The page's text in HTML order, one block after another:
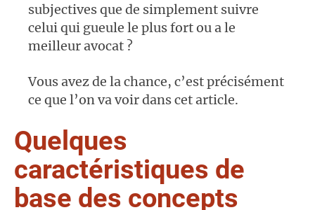
subjectives que de simplement suivre
celui qui gueule le plus fort ou a le
meilleur avocat ?
Vous avez de la chance, c’est précisément
ce que l’on va voir dans cet article.
Quelques
caractéristiques de
base des concepts